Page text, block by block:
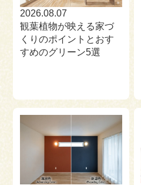
2026.08.07
観葉植物が映える家づ
くりのポイントとおす
すめのグリーン5選